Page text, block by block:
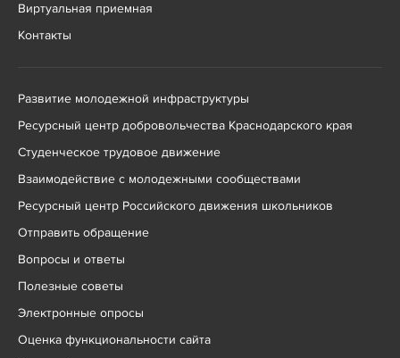
Виртуальная приемная
Контакты
Развитие молодежной инфраструктуры
Ресурсный центр добровольчества Краснодарского края
Студенческое трудовое движение
Взаимодействие с молодежными сообществами
Ресурсный центр Российского движения школьников
Отправить обращение
Вопросы и ответы
Полезные советы
Электронные опросы
Оценка функциональности сайта